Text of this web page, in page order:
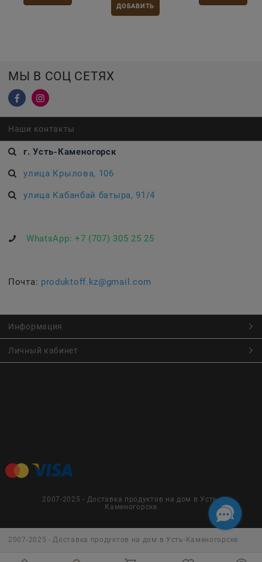
ДОБАВИТЬ
МЫ В СОЦ СЕТЯХ
Наши контакты
г. Усть-Каменогорск
улица Крылова, 106
улица Кабанбай батыра, 91/4
WhatsApp: +7 (707) 305 25 25
Почта: produktoff.kz@gmail.com
Информация
Личный кабинет
2007-2025 - Доставка продуктов на дом в Усть-
Каменогорске
2007-2025 - Доставка продуктов на дом в Усть-Каменогорске